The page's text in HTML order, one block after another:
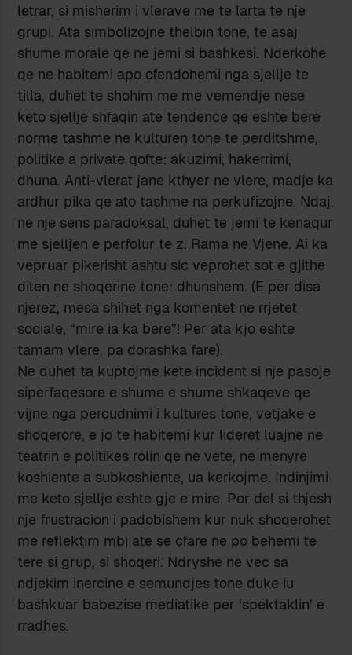
letrar, si misherim i vlerave me te larta te nje
grupi. Ata simbolizojne thelbin tone, te asaj
shume morale qe ne jemi si bashkesi. Nderkohe
qe ne habitemi apo ofendohemi nga sjellje te
tilla, duhet te shohim me me vemendje nese
keto sjellje shfaqin ate tendence qe eshte bere
norme tashme ne kulturen tone te perditshme,
politike a private qofte: akuzimi, hakerrimi,
dhuna. Anti-vlerat jane kthyer ne vlere, madje ka
ardhur pika qe ato tashme na perkufizojne. Ndaj,
ne nje sens paradoksal, duhet te jemi te kenaqur
me sjelljen e perfolur te z. Rama ne Vjene. Ai ka
vepruar pikerisht ashtu sic veprohet sot e gjithe
diten ne shoqerine tone: dhunshem. (E per disa
njerez, mesa shihet nga komentet ne rrjetet
sociale, “mire ia ka bere”! Per ata kjo eshte
tamam vlere, pa dorashka fare).
Ne duhet ta kuptojme kete incident si nje pasoje
siperfaqesore e shume e shume shkaqeve qe
vijne nga percudnimi i kultures tone, vetjake e
shoqerore, e jo te habitemi kur lideret luajne ne
teatrin e politikes rolin qe ne vete, ne menyre
koshiente a subkoshiente, ua kerkojme. Indinjimi
me keto sjellje eshte gje e mire. Por del si thjesh
nje frustracion i padobishem kur nuk shoqerohet
me reflektim mbi ate se cfare ne po behemi te
tere si grup, si shoqeri. Ndryshe ne vec sa
ndjekim inercine e semundjes tone duke iu
bashkuar babezise mediatike per ‘spektaklin’ e
rradhes.